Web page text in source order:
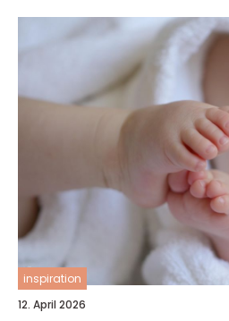
inspiration
12. April 2026